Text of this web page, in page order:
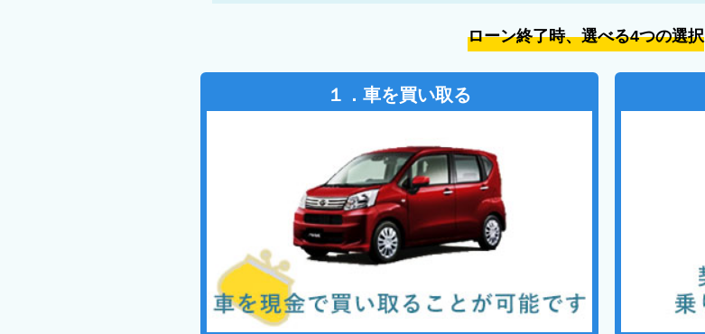
ローン終了時、選べる4つの選択
１．車を買い取る